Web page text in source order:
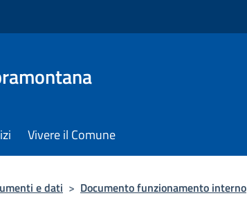
Vivere il Comune
e dati > Documento funzionamento interno